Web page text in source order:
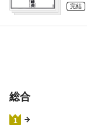
完結
総合
1